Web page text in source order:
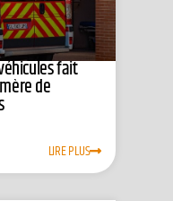
fait
de
LIRE PLUS